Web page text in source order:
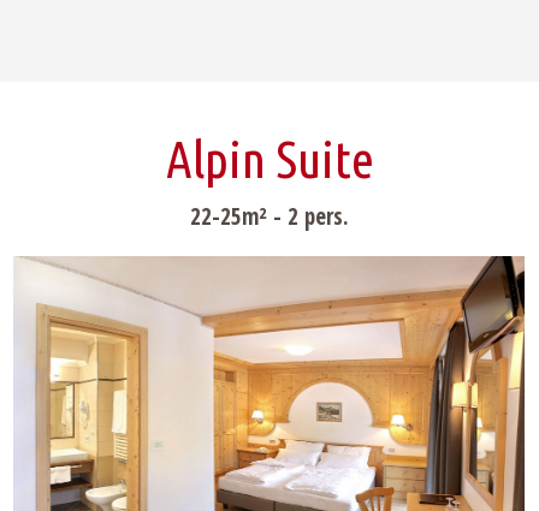
Alpin Suite
22-25m² - 2 pers.